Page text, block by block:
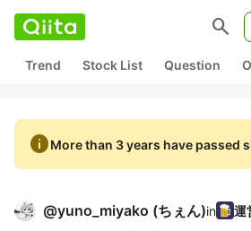
search
Trend Stock List Question
infoMore than 3 years have passed
@yuno_miyako (ちぇん)in